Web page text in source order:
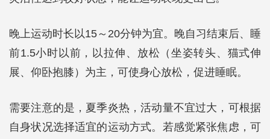
晚上运动时长以15～20分钟为宜。晚自习结束后、睡
前1.5小时以前，以拉伸、放松（坐姿转头、猫式伸
展、仰卧抱膝）为主，可使身心放松，促进睡眠。
需要注意的是，夏季炎热，活动量不宜过大，可根据
自身状况选择适宜的运动方式。若感觉紧张焦虑，可